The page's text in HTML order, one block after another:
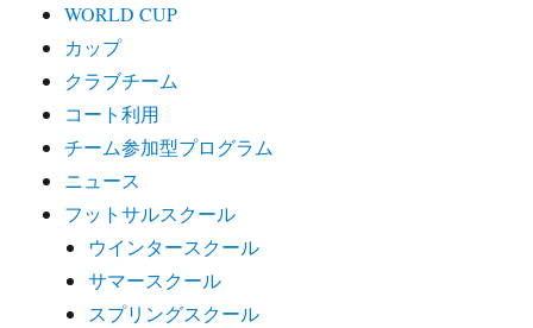
WORLD CUP
カップ
クラブチーム
コート利用
チーム参加型プログラム
ニュース
フットサルスクール
ウインタースクール
サマースクール
スプリングスクール